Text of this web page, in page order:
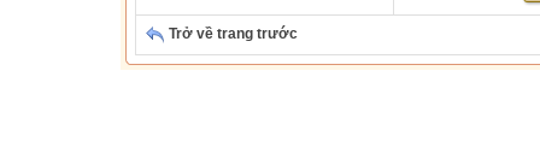
Trở về trang trước